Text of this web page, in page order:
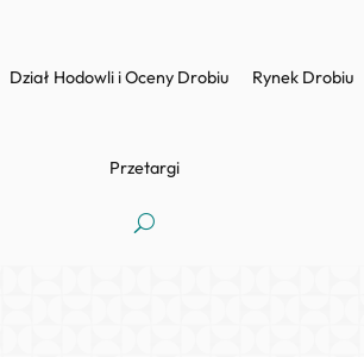
Dział Hodowli i Oceny Drobiu Rynek Drobiu
Przetargi